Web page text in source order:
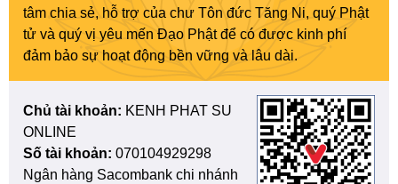
tâm chia sẻ, hỗ trợ của chư Tôn đức Tăng Ni, quý Phật
tử và quý vị yêu mến Đạo Phật để có được kinh phí
đảm bảo sự hoạt động bền vững và lâu dài.
Chủ tài khoản: KENH PHAT SU
ONLINE
Số tài khoản: 070104929298
Ngân hàng Sacombank chi nhánh